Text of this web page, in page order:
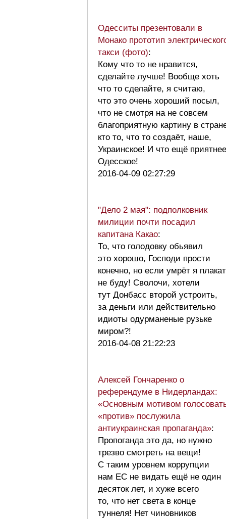
Одесситы презентовали в
Монако прототип
такси (фото):
Кому что то не нравится,
сделайте лучше! Вообще хоть
что то сделайте, я считаю,
что это очень хороший посыл,
что не смотря на не совсем
благоприятную картину в
кто то, что то создаёт, наше,
Украинское! И что ещё приятнее
Одесское!
2016-04-09 02:27:29
"Дело 2 мая": подполковник
милиции почти посадил
капитана Какао:
То, что голодовку обьявил
это хорошо, Господи прости
конечно, но если умрёт я
не буду! Сволочи, хотели
тут Донбасс второй устроить,
за деньги или действительно
идиоты одурманеные рузьке
миром?!
2016-04-08 21:22:23
Алексей Гончаренко о
референдуме в Нидерландах:
«Основным мотивом
«против» послужила
антиукраинская пропаганда»:
Пропоганда это да, но нужно
трезво смотреть на вещи!
С таким уровнем коррупции
нам ЕС не видать ещё не один
десяток лет, и хуже всего
то, что нет света в конце
туннеля! Нет чиновников